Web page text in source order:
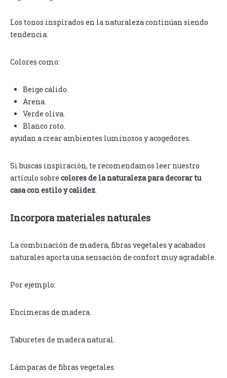
Los tonos inspirados en la naturaleza continúan siendo
tendencia.
Colores como:
Beige cálido.
Arena.
Verde oliva.
Blanco roto.
ayudan a crear ambientes luminosos y acogedores.
Si buscas inspiración, te recomendamos leer nuestro
artículo sobre colores de la naturaleza para decorar tu
casa con estilo y calidez.
Incorpora materiales naturales
La combinación de madera, fibras vegetales y acabados
naturales aporta una sensación de confort muy agradable.
Por ejemplo:
Encimeras de madera.
Taburetes de madera natural.
Lámparas de fibras vegetales.